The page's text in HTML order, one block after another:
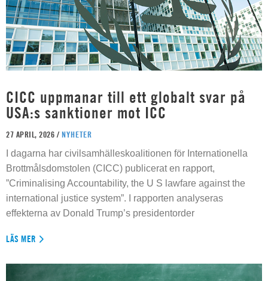
CICC uppmanar till ett globalt svar på
USA:s sanktioner mot ICC
27 APRIL, 2026 / NYHETER
I dagarna har civilsamhälleskoalitionen för Internationella
Brottmålsdomstolen (CICC) publicerat en rapport,
”Criminalising Accountability, the U S lawfare against the
international justice system”. I rapporten analyseras
effekterna av Donald Trump’s presidentorder
LÄS MER